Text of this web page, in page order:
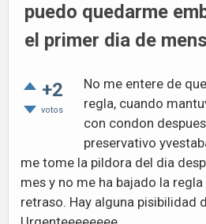
puedo quedarme
el primer dia de
+2
votos
No me entere de
regla, cuando
con condon
preservativo
me tome la pildora del dia
mes y no me ha bajado la
retraso. Hay alguna pisibilidad